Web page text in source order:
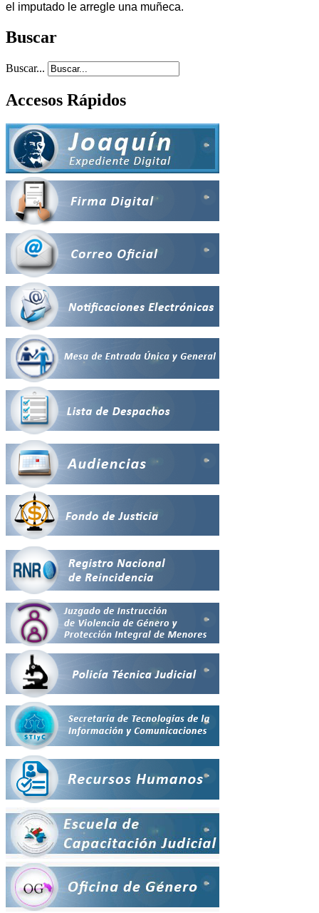
el imputado le arregle una muñeca.
Buscar
Buscar...
Accesos Rápidos